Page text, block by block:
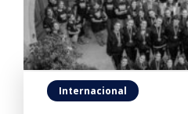
Internacional